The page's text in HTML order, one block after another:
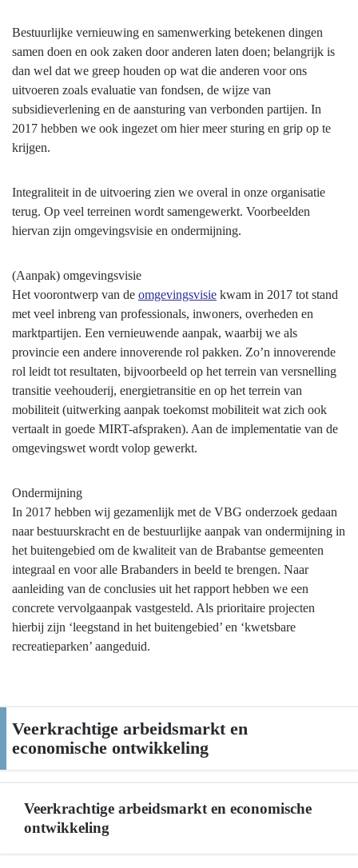
samenwerking
Bestuurlijke vernieuwing en samenwerking betekenen dingen
samen doen en ook zaken door anderen laten doen; belangrijk is
dan wel dat we greep houden op wat die anderen voor ons
uitvoeren zoals evaluatie van fondsen, de wijze van
subsidieverlening en de aansturing van verbonden partijen. In
2017 hebben we ook ingezet om hier meer sturing en grip op te
krijgen.
Integraliteit in de uitvoering zien we overal in onze organisatie
terug. Op veel terreinen wordt samengewerkt. Voorbeelden
hiervan zijn omgevingsvisie en ondermijning.
(Aanpak) omgevingsvisie
Het voorontwerp van de omgevingsvisie kwam in 2017 tot stand
met veel inbreng van professionals, inwoners, overheden en
marktpartijen. Een vernieuwende aanpak, waarbij we als
provincie een andere innoverende rol pakken. Zo’n innoverende
rol leidt tot resultaten, bijvoorbeeld op het terrein van versnelling
transitie veehouderij, energietransitie en op het terrein van
mobiliteit (uitwerking aanpak toekomst mobiliteit wat zich ook
vertaalt in goede MIRT-afspraken). Aan de implementatie van de
omgevingswet wordt volop gewerkt.
Ondermijning
In 2017 hebben wij gezamenlijk met de VBG onderzoek gedaan
naar bestuurskracht en de bestuurlijke aanpak van ondermijning in
het buitengebied om de kwaliteit van de Brabantse gemeenten
integraal en voor alle Brabanders in beeld te brengen. Naar
aanleiding van de conclusies uit het rapport hebben we een
concrete vervolgaanpak vastgesteld. Als prioritaire projecten
hierbij zijn ‘leegstand in het buitengebied’ en ‘kwetsbare
recreatieparken’ aangeduid.
Veerkrachtige arbeidsmarkt en
economische ontwikkeling
Veerkrachtige arbeidsmarkt en economische
ontwikkeling